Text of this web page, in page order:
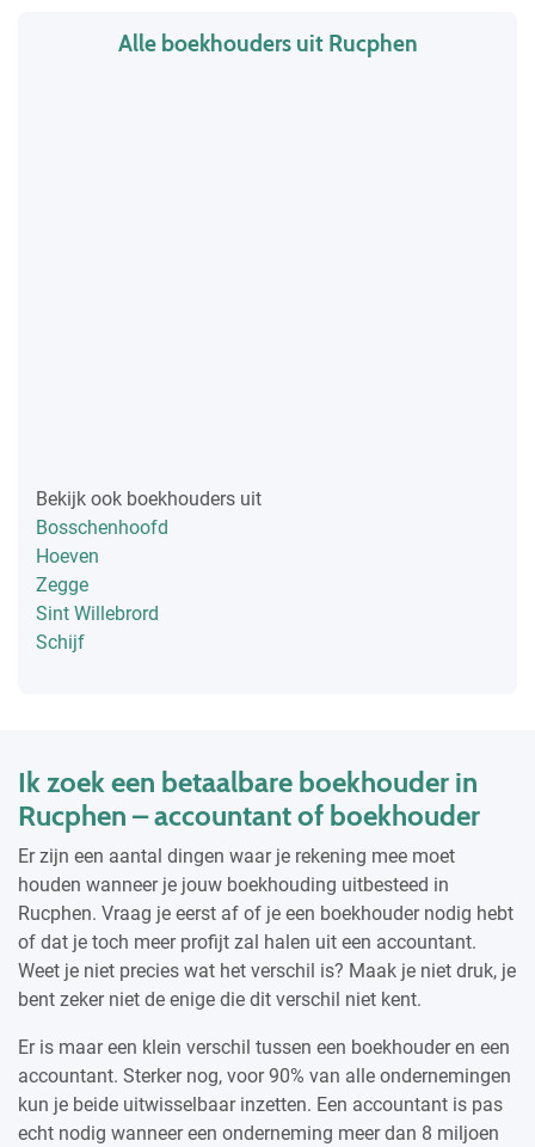
Alle boekhouders uit Rucphen
Bekijk ook boekhouders uit
Bosschenhoofd
Hoeven
Zegge
Sint Willebrord
Schijf
Ik zoek een betaalbare boekhouder in
Rucphen – accountant of boekhouder
Er zijn een aantal dingen waar je rekening mee moet
houden wanneer je jouw boekhouding uitbesteed in
Rucphen. Vraag je eerst af of je een boekhouder nodig hebt
of dat je toch meer profijt zal halen uit een accountant.
Weet je niet precies wat het verschil is? Maak je niet druk, je
bent zeker niet de enige die dit verschil niet kent.
Er is maar een klein verschil tussen een boekhouder en een
accountant. Sterker nog, voor 90% van alle ondernemingen
kun je beide uitwisselbaar inzetten. Een accountant is pas
echt nodig wanneer een onderneming meer dan 8 miljoen